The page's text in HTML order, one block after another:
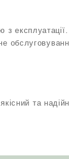
експлуатації.
та